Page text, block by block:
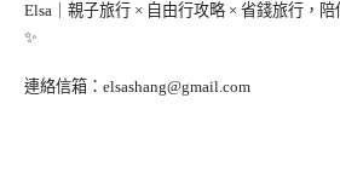
Elsa｜親子旅行 × 自由行攻略 × 省錢旅行，
✨
連絡信箱： elsashang@gmail.com